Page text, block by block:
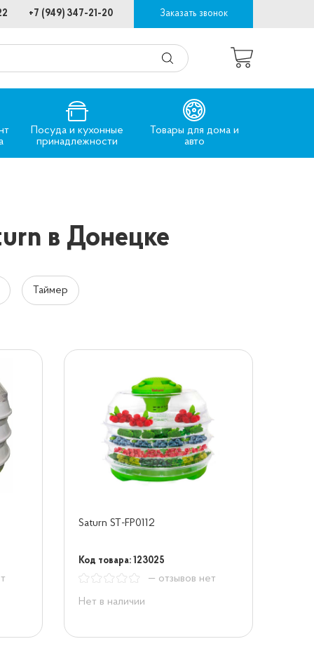
Заказать звонок
+7 (949) 347-21-20
Посуда и кухонные
принадлежности
Товары для дома и
авто
в Донецке
Таймер
Saturn ST-FP0112
Код товара: 123025
— отзывов нет
Нет в наличии